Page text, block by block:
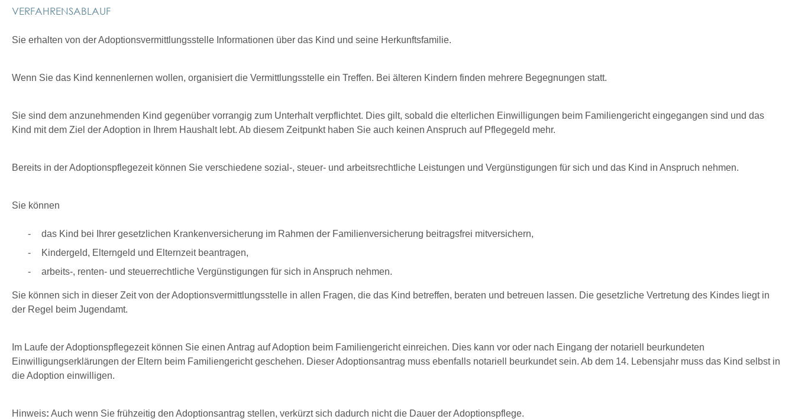
VERFAHRENSABLAUF
Sie erhalten von der Adoptionsvermittlungsstelle Informationen über das Kind und seine Herkunftsfamilie.
Wenn Sie das Kind kennenlernen wollen, organisiert die Vermittlungsstelle ein Treffen. Bei älteren Kindern finden mehrere Begegnungen statt.
Sie sind dem anzunehmenden Kind gegenüber vorrangig zum Unterhalt verpflichtet. Dies gilt, sobald die elterlichen Einwilligungen beim Familiengericht eingegangen sind und das
Kind mit dem Ziel der Adoption in Ihrem Haushalt lebt. Ab diesem Zeitpunkt haben Sie auch keinen Anspruch auf Pflegegeld mehr.
Bereits in der Adoptionspflegezeit können Sie verschiedene sozial-, steuer- und arbeitsrechtliche Leistungen und Vergünstigungen für sich und das Kind in Anspruch nehmen.
Sie können
das Kind bei Ihrer gesetzlichen Krankenversicherung im Rahmen der Familienversicherung beitragsfrei mitversichern,
Kindergeld, Elterngeld und Elternzeit beantragen,
arbeits-, renten- und steuerrechtliche Vergünstigungen für sich in Anspruch nehmen.
Sie können sich in dieser Zeit von der Adoptionsvermittlungsstelle in allen Fragen, die das Kind betreffen, beraten und betreuen lassen. Die gesetzliche Vertretung des Kindes liegt in
der Regel beim Jugendamt.
Im Laufe der Adoptionspflegezeit können Sie einen Antrag auf Adoption beim Familiengericht einreichen. Dies kann vor oder nach Eingang der notariell beurkundeten
Einwilligungserklärungen der Eltern beim Familiengericht geschehen. Dieser Adoptionsantrag muss ebenfalls notariell beurkundet sein. Ab dem 14. Lebensjahr muss das Kind selbst in
die Adoption einwilligen.
Hinweis: Auch wenn Sie frühzeitig den Adoptionsantrag stellen, verkürzt sich dadurch nicht die Dauer der Adoptionspflege.